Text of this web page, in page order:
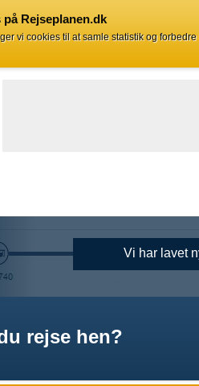
Rejseplanen.dk
vi cookies til at samle statistik og
Vi har lavet
rejse hen?